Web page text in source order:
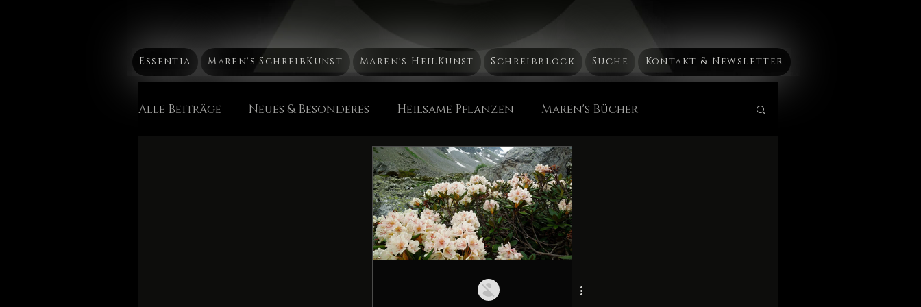
Essentia Maren's SchreibKunst Maren's HeilKunst Schreibblock Suche Kontakt & Newsletter
Alle Beiträge Neues & Besonderes Heilsame Pflanzen Maren's Bücher
Mütterchen Russland Mа́тушка Россия HeilKunst aus aller Welt
Heil & PflegeEssenzen Alteuropäische Bräuche & Heilkunst